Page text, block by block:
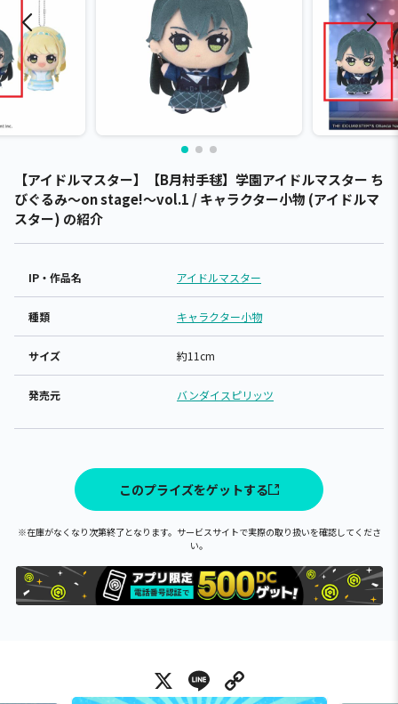
【アイドルマスター】【B月村手毬】学園アイドルマスター ち
びぐるみ～on stage!～vol.1 / キャラクター小物 (アイドルマ
スター) の紹介
IP・作品名 アイドルマスター
種類 キャラクター小物
サイズ 約11cm
発売元 バンダイスピリッツ
このプライズをゲットする
※在庫がなくなり次第終了となります。サービスサイトで実際の取り扱いを確認してくださ
い。
X Line